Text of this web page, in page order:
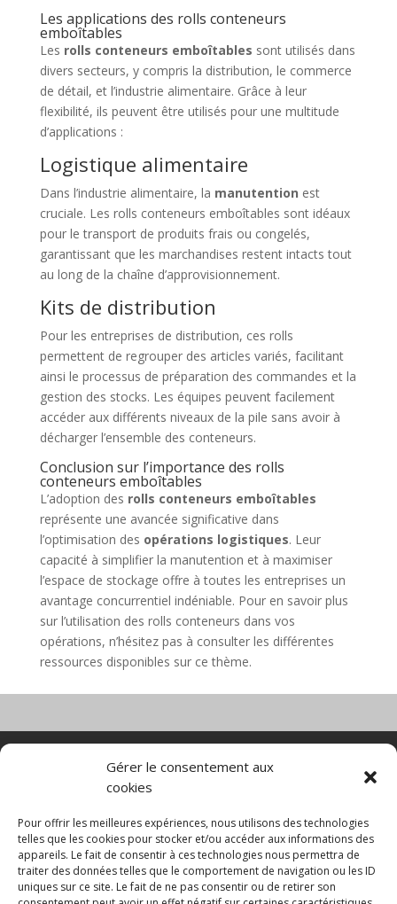
Gérer le consentement aux
cookies
Pour offrir les meilleures expériences, nous utilisons des technologies
telles que les cookies pour stocker et/ou accéder aux informations des
appareils. Le fait de consentir à ces technologies nous permettra de
traiter des données telles que le comportement de navigation ou les ID
uniques sur ce site. Le fait de ne pas consentir ou de retirer son
Les applications des rolls conteneurs
emboîtables
Les rolls conteneurs emboîtables sont utilisés dans
divers secteurs, y compris la distribution, le commerce
de détail, et l’industrie alimentaire. Grâce à leur
flexibilité, ils peuvent être utilisés pour une multitude
d’applications :
Logistique alimentaire
Dans l’industrie alimentaire, la manutention est
cruciale. Les rolls conteneurs emboîtables sont idéaux
pour le transport de produits frais ou congelés,
garantissant que les marchandises restent intacts tout
au long de la chaîne d’approvisionnement.
Kits de distribution
Pour les entreprises de distribution, ces rolls
permettent de regrouper des articles variés, facilitant
ainsi le processus de préparation des commandes et la
gestion des stocks. Les équipes peuvent facilement
accéder aux différents niveaux de la pile sans avoir à
décharger l’ensemble des conteneurs.
Conclusion sur l’importance des rolls
conteneurs emboîtables
L’adoption des rolls conteneurs emboîtables
représente une avancée significative dans
l’optimisation des opérations logistiques. Leur
capacité à simplifier la manutention et à maximiser
l’espace de stockage offre à toutes les entreprises un
avantage concurrentiel indéniable. Pour en savoir plus
sur l’utilisation des rolls conteneurs dans vos
opérations, n’hésitez pas à consulter les différentes
ressources disponibles sur ce thème.
Transpalette electrique
CGV
Mentions légales
Politique de confidentialité et protection des
données
Paiement sécurisé
Gérer mes cookies
Nous contacter
Guides d’achat
Secteurs d’activité
Engins de manutention